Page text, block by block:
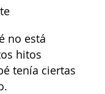
no está
hitos
tenía ciertas